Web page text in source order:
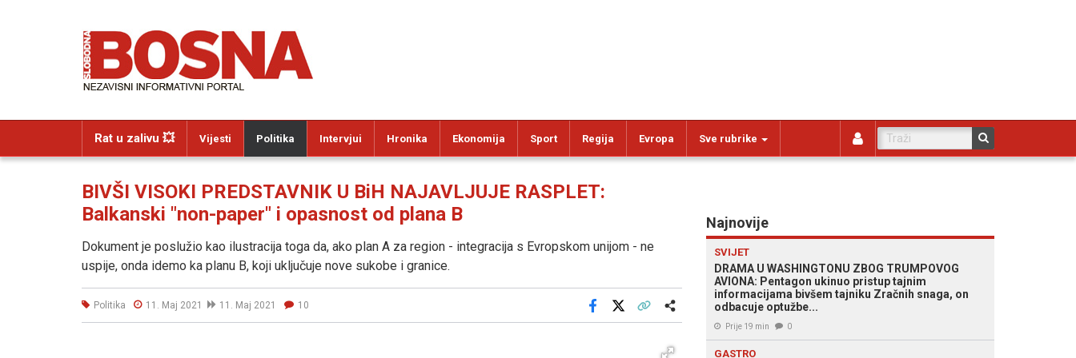
Rat u zalivu 💥 Vijesti Politika Intervjui Hronika Ekonomija Sport Regija Evropa Sve rubrike
BIVŠI VISOKI PREDSTAVNIK U BiH NAJAVLJUJE RASPLET:
Balkanski "non-paper" i opasnost od plana B
Dokument je poslužio kao ilustracija toga da, ako plan A za region - integracija s Evropskom unijom - ne
uspije, onda idemo ka planu B, koji uključuje nove sukobe i granice.
Politika 11. Maj 2021 11. Maj 2021 10
Facebook
Najnovije
SVIJET
DRAMA U WASHINGTONU ZBOG TRUMPOVOG
AVIONA: Pentagon ukinuo pristup tajnim
informacijama bivšem tajniku Zračnih snaga, on
odbacuje optužbe...
Prije 19 min 0
GASTRO